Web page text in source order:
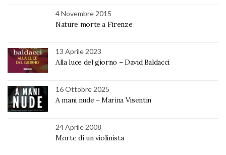
4 Novembre 2015
Nature morte a Firenze
13 Aprile 2023
Alla luce del giorno – David Baldacci
16 Ottobre 2025
A mani nude – Marina Visentin
24 Aprile 2008
Morte di un violinista